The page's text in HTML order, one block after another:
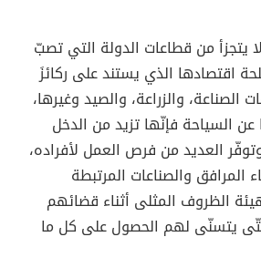
يتجزأ من قطاعات الدولة التي تصبّ
اقتصادها الذي يستند على ركائزَ
الصناعة، والزراعة، والصيد وغيرها،
السياحة فإنّها تزيد من الدخل
العديد من فرص العمل لأفراده،
المرافق والصناعات المرتبطة
الظروف المثلى أثناء قضائهم
حتّى يتسنّى لهم الحصول على كل ما